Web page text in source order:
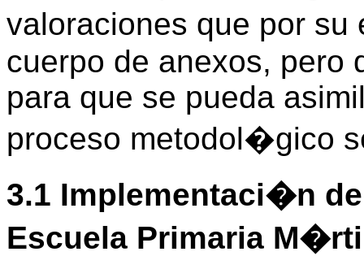
valoraciones que por
cuerpo de anexos, pero
para que se pueda
proceso metodol�gico
3.1 Implementaci�n
Escuela Primaria